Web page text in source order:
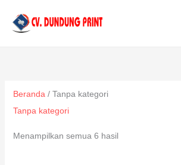
Beranda / Tanpa kategori
Tanpa kategori
Menampilkan semua 6 hasil